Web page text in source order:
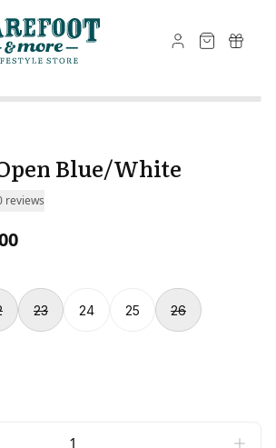
Blue/White
reviews
to € 35,00.
23 24 25 26